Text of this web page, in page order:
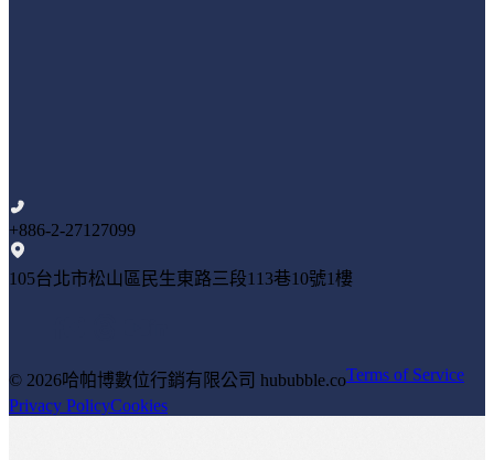
+886-2-27127099
105台北市松山區民生東路三段113巷10號1樓
© 2026哈帕博數位行銷有限公司 hububble.coTerms of Service
Privacy PolicyCookies